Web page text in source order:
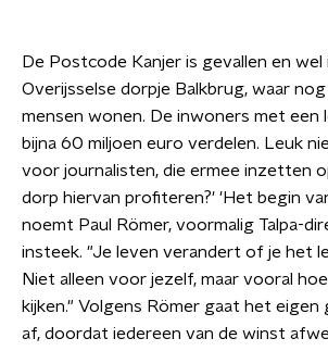
De Postcode Kanjer is gevallen en wel
Overijsselse dorpje Balkbrug, waar
mensen wonen. De inwoners met een
bijna 60 miljoen euro verdelen. Leuk
voor journalisten, die ermee inzetten
dorp hiervan profiteren?' 'Het begin
noemt Paul Römer, voormalig Talpa-
insteek. "Je leven verandert of je het
Niet alleen voor jezelf, maar vooral
kijken." Volgens Römer gaat het eigen
af, doordat iedereen van de winst